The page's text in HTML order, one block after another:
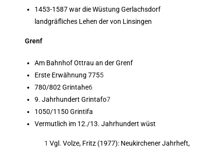
1453-1587 war die Wüstung Gerlachsdorf
landgräfliches Lehen der von Linsingen
Grenf
Am Bahnhof Ottrau an der Grenf
Erste Erwähnung 7755
780/802 Grintahe6
9. Jahrhundert Grintafo7
1050/1150 Grintifa
Vermutlich im 12./13. Jahrhundert wüst
1 Vgl. Volze, Fritz (1977): Neukirchener Jahrheft,